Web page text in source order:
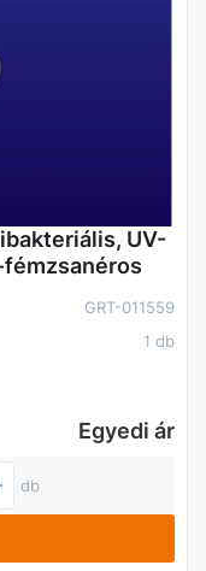
UV-
GRT-011559
1 db
Egyedi ár
db